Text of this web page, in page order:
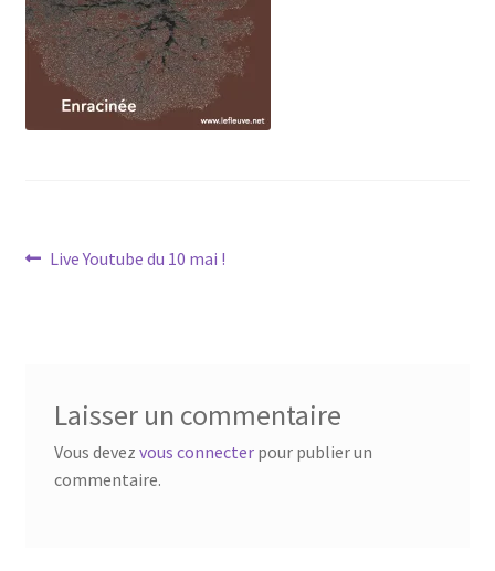
Navigation
Article
Live Youtube du 10 mai !
Laisser un commentaire
Vous devez vous connecterpour publier un
commentaire.